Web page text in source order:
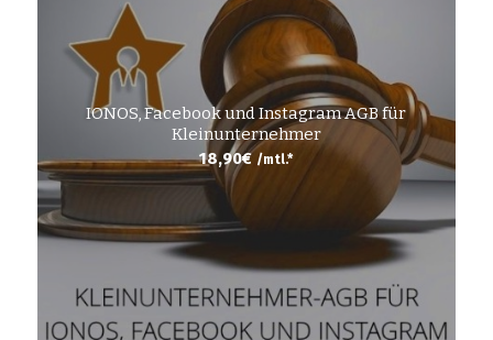
IONOS, Facebook und Instagram AGB für
Kleinunternehmer
18,90€ /mtl.*